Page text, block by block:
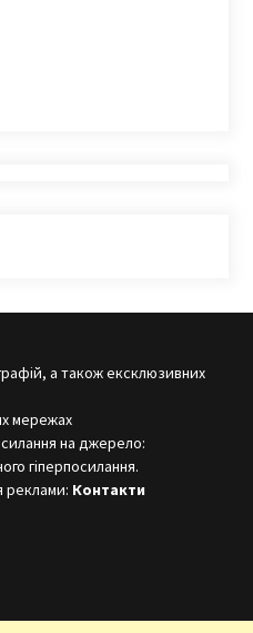
а також ексклюзивних
мережах
на джерело:
гіперпосилання.
реклами: Контакти